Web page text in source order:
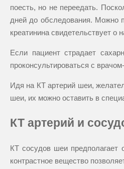
поесть, но не переедать.
дней до обследования. Можно
креатинина свидетельствует
Если пациент страдает
проконсультироваться с
Идя на КТ артерий шеи,
шеи, их можно оставить в
КТ артерий и
КТ сосудов шеи предполагает
контрастное вещество